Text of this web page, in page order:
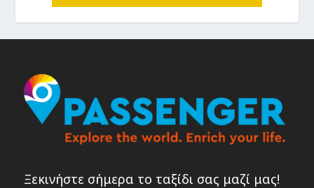
Ξεκινήστε σήμερα το ταξίδι σας μαζί μας!